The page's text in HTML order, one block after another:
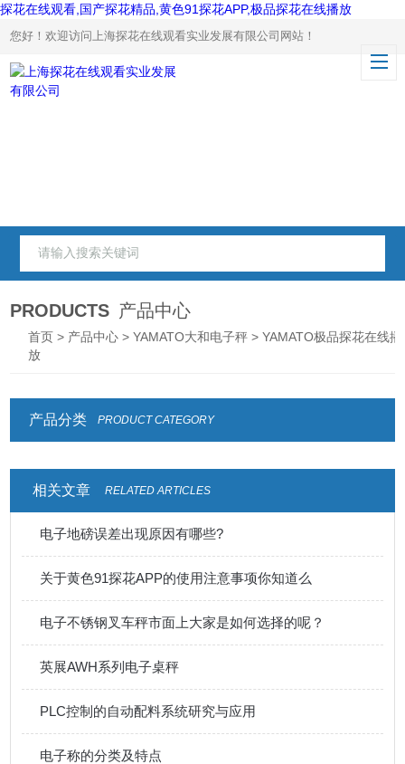
探花在线观看,国产探花精品,黄色91探花APP,极品探花在线播放
您好！欢迎访问上海探花在线观看实业发展有限公司网站！
PRODUCTS 产品中心
首页 > 产品中心 >YAMATO大和电子秤 > YAMATO极品探花在线播
放
产品分类 PRODUCT CATEGORY
相关文章 RELATED ARTICLES
电子地磅误差出现原因有哪些?
关于黄色91探花APP的使用注意事项你知道么
电子不锈钢叉车秤市面上大家是如何选择的呢？
英展AWH系列电子桌秤
PLC控制的自动配料系统研究与应用
电子称的分类及特点